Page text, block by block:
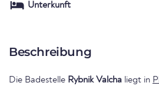
Unterkunft
Beschreibung
Die Badestelle Rybnik Valcha liegt in